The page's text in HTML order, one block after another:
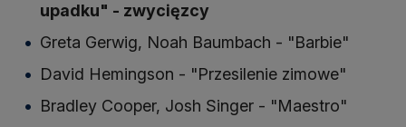
upadku" - zwycięzcy
Greta Gerwig, Noah Baumbach - "Barbie"
David Hemingson - "Przesilenie zimowe"
Bradley Cooper, Josh Singer - "Maestro"